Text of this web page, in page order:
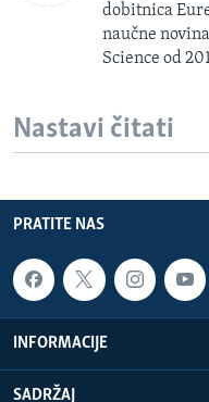
dobitnica
naučne
Science od
Nastavi čitati
PRATITE NAS
INFORMACIJE
SADRŽAJ